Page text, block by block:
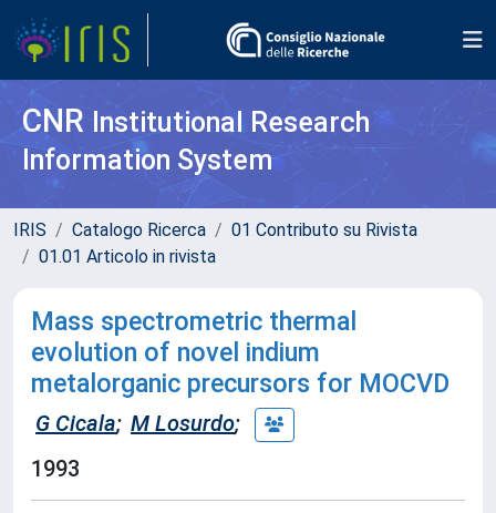
CNR Institutional Research
Information System
IRIS Catalogo Ricerca
01 Contributo su Rivista
01.01 Articolo in rivista
Mass spectrometric thermal
evolution of novel indium
metalorganic precursors for MOCVD
G Cicala; M Losurdo;
1993